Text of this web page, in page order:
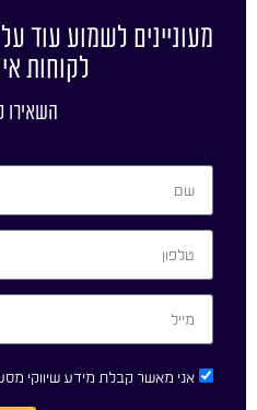
מעוניינים לשמוע עוד
לקוחות
השאירו
אני מאשר קבלת מידע שיווקי